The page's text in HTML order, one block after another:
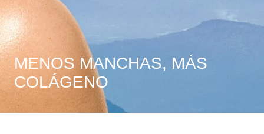
MENOS MANCHAS, MÁS
COLÁGENO